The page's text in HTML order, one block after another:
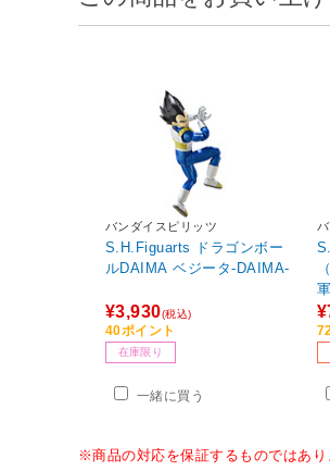
バンダイスピリッツ
S.H.Figuarts ドラゴンボー
ルDAIMA ベジータ-DAIMA-
¥3,930(税込)
40ポイント
在庫限り
一緒に買う
※商品の対応を保証するものではあり